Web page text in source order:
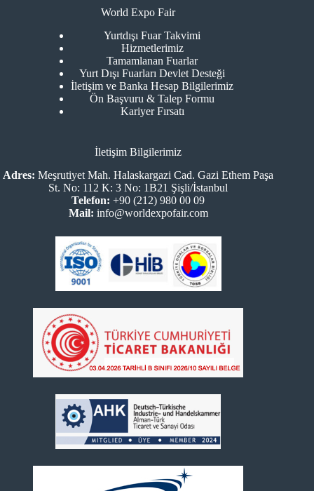
World Expo Fair
Yurtdışı Fuar Takvimi
Hizmetlerimiz
Tamamlanan Fuarlar
Yurt Dışı Fuarları Devlet Desteği
İletişim ve Banka Hesap Bilgilerimiz
Ön Başvuru & Talep Formu
Kariyer Fırsatı
İletişim Bilgilerimiz
Adres: Meşrutiyet Mah. Halaskargazi Cad. Gazi Ethem Paşa
St. No: 112 K: 3 No: 1B21 Şişli/İstanbul
Telefon: +90 (212) 980 00 09
Mail: info@worldexpofair.com